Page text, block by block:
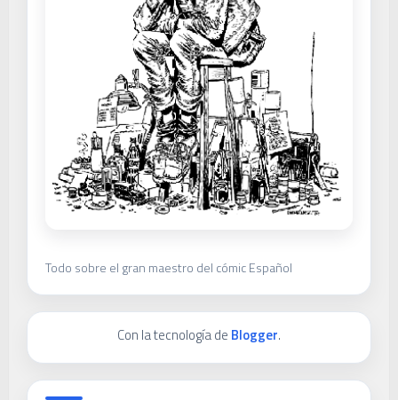
Todo sobre el gran maestro del cómic Español
Con la tecnología de Blogger.